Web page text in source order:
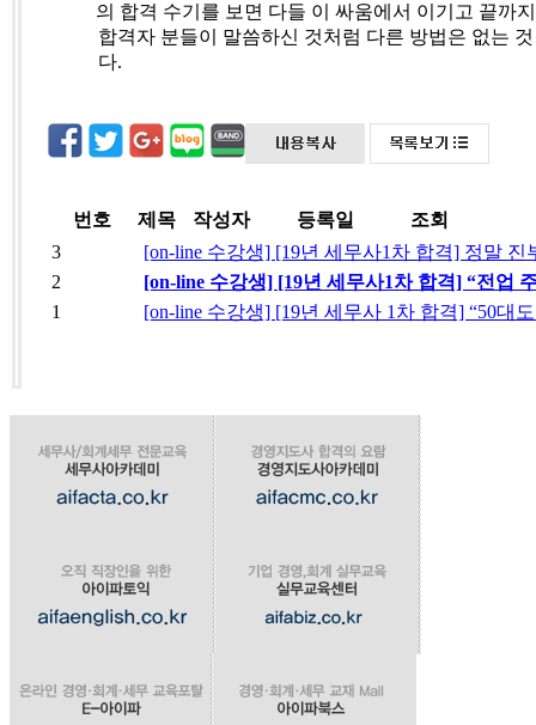
의 합격 수기를 보면 다들 이 싸움에서 이기고 끝까
합격자 분들이 말씀하신 것처럼 다른 방법은 없는
다.
번호 제목 작성자 등록일
조회
3
[on-line 수강생] [19년 세무사1차 합격] 정말
2
[on-line 수강생] [19년 세무사1차 합격] “전업
1
[on-line 수강생] [19년 세무사 1차 합격] “50대